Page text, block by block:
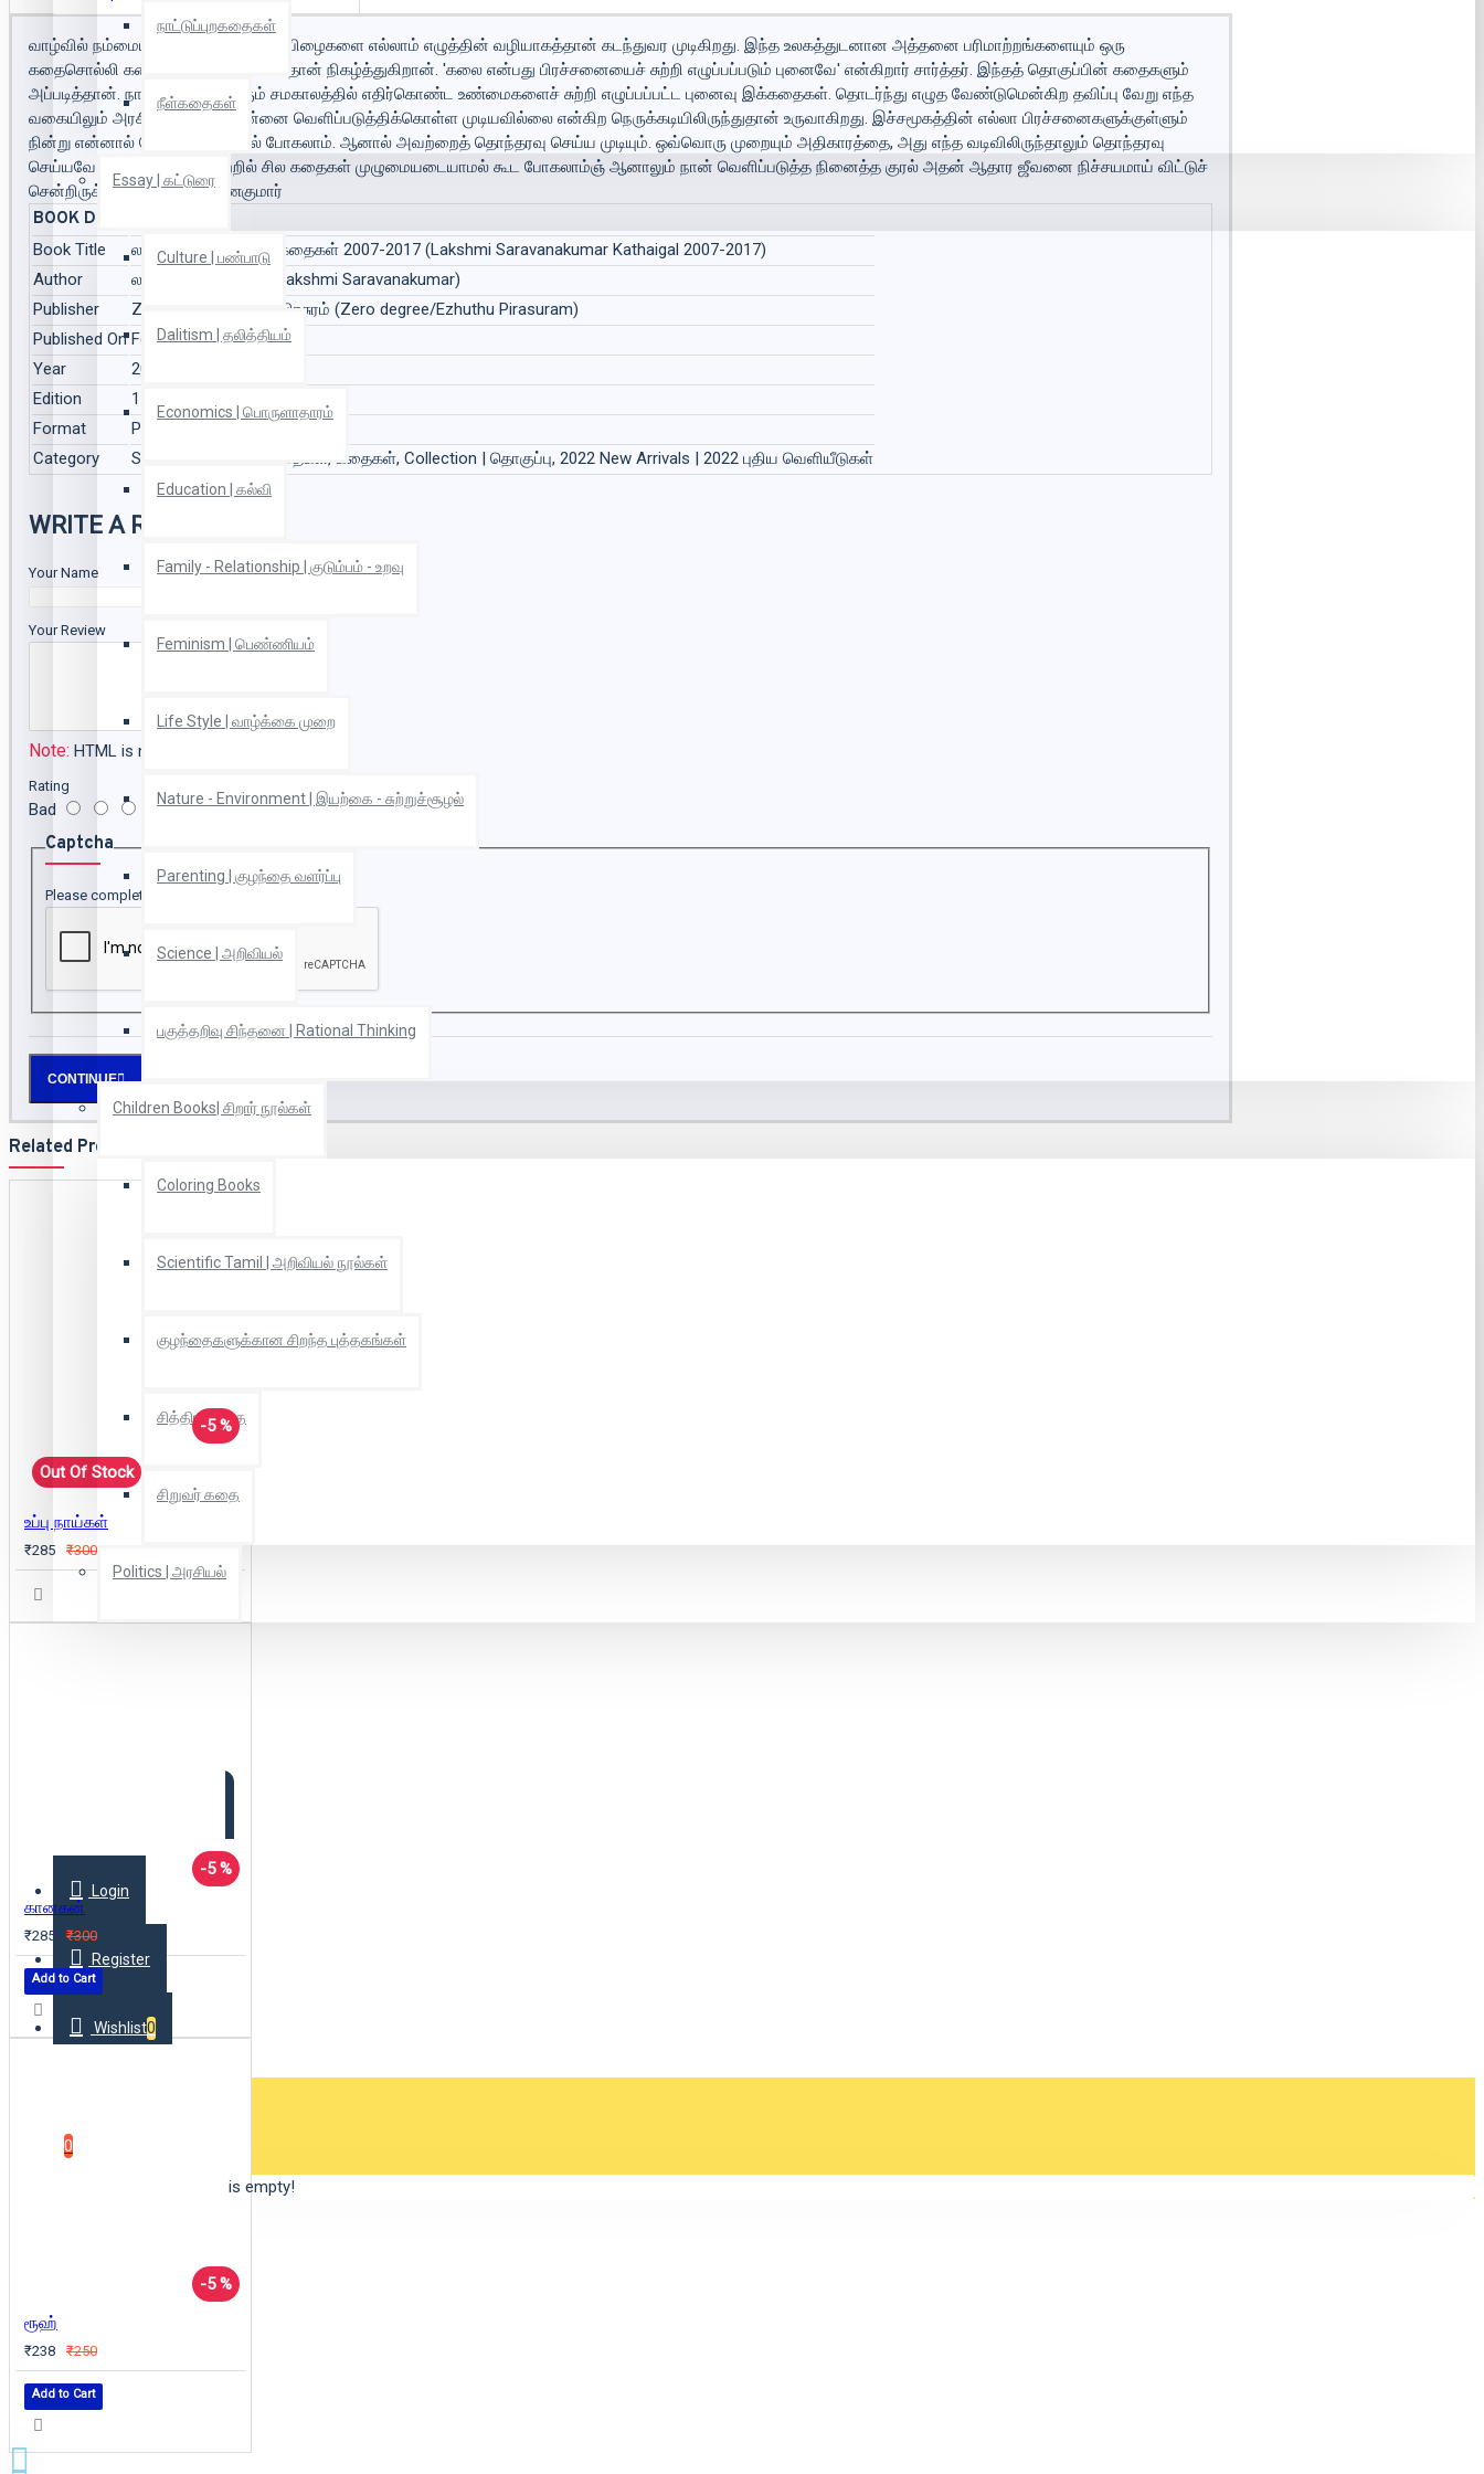
நாட்டுப்புறகதைகள்
நீள்கதைகள்
Essay | கட்டுரை
Culture | பண்பாடு
Dalitism | தலித்தியம்
Economics | பொருளாதாரம்
Education | கல்வி
Family - Relationship | குடும்பம் - உறவு
Feminism | பெண்ணியம்
Life Style | வாழ்க்கை முறை
Nature - Environment | இயற்கை - சுற்றுச்சூழல்
Parenting | குழந்தை வளர்ப்பு
Science | அறிவியல்
பகுத்தறிவு சிந்தனை | Rational Thinking
Children Books| சிறார் நூல்கள்
Coloring Books
Scientific Tamil | அறிவியல் நூல்கள்
குழந்தைகளுக்கான சிறந்த புத்தகங்கள்
சித்திரக்கதை
சிறுவர் கதை
Politics | அரசியல்
Login
Register
Wishlist0
0
Your shopping cart is empty!
வாழ்வில் நம்மையும் மீறி நிகழும் நமது பிழைகளை எல்லாம் எழுத்தின் வழியாகத்தான் கடந்துவர முடிகிறது. இந்த உலகத்துடனான அத்தனை பரிமாற்றங்களையும் ஒரு
கதைசொல்லி கதைகளின் வழியாகவேதான் நிகழ்த்துகிறான். 'கலை என்பது பிரச்சனையைச் சுற்றி எழுப்பப்படும் புனைவே' என்கிறார் சார்த்தர். இந்தத் தொகுப்பின் கதைகளும்
அப்படித்தான். நாம் ஒவ்வொருவரும் சமகாலத்தில் எதிர்கொண்ட உண்மைகளைச் சுற்றி எழுப்பப்பட்ட புனைவு இக்கதைகள். தொடர்ந்து எழுத வேண்டுமென்கிற தவிப்பு வேறு எந்த
வகையிலும் அரசியல் ரீதியாக என்னை வெளிப்படுத்திக்கொள்ள முடியவில்லை என்கிற நெருக்கடியிலிருந்துதான் உருவாகிறது. இச்சமூகத்தின் எல்லா பிரச்சனைகளுக்குள்ளும்
நின்று என்னால் போராட முடியாமல் போகலாம். ஆனால் அவற்றைத் தொந்தரவு செய்ய முடியும். ஒவ்வொரு முறையும் அதிகாரத்தை, அது எந்த வடிவிலிருந்தாலும் தொந்தரவு
செய்யவே எழுதுகிறேன். இவற்றில் சில கதைகள் முழுமையடையாமல் கூட போகலாம்ஞ் ஆனாலும் நான் வெளிப்படுத்த நினைத்த குரல் அதன் ஆதார ஜீவனை நிச்சயமாய் விட்டுச்
சென்றிருக்கும். - லஷ்மி சரவணகுமார்
BOOK DETAILS
Book Title
லக்ஷ்மி சரவணகுமார் கதைகள் 2007-2017 (Lakshmi Saravanakumar Kathaigal 2007-2017)
Author
லஷ்மி சரவணகுமார் (Lakshmi Saravanakumar)
Publisher
Zero degree/எழுத்து பிரசுரம் (Zero degree/Ezhuthu Pirasuram)
Published On Feb 2022
Year
2022
Edition
1
Format
Paper Back
Category
Short Stories | சிறுகதைகள், கதைகள், Collection | தொகுப்பு, 2022 New Arrivals | 2022 புதிய வெளியீடுகள்
WRITE A REVIEW
Your Name
Your Review
Note: HTML is not translated!
Rating
Bad Good
Captcha
Please complete the captcha validation below
CONTINUE
Related Products
-5 %
Out Of Stock
உப்பு நாய்கள்
₹285 ₹300
-5 %
கானகன்
₹285 ₹300
Add to Cart
-5 %
ரூஹ்
₹238 ₹250
Add to Cart